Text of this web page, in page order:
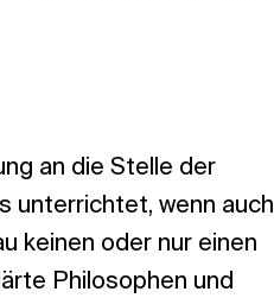
an die Stelle der
unterrichtet, wenn auch
keinen oder nur einen
Philosophen und